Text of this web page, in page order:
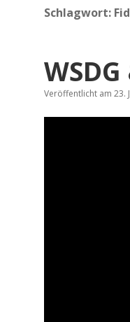
Schlagwort:
Veröffentlicht am 23.